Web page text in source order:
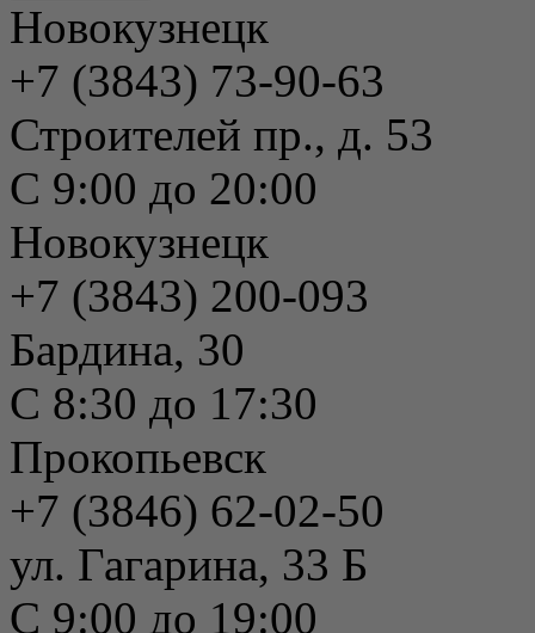
Новокузнецк
+7 (3843) 73-90-63
Строителей пр., д. 53
С 9:00 до 20:00
Новокузнецк
+7 (3843) 200-093
Бардина, 30
С 8:30 до 17:30
Прокопьевск
+7 (3846) 62-02-50
ул. Гагарина, 33 Б
С 9:00 до 19:00